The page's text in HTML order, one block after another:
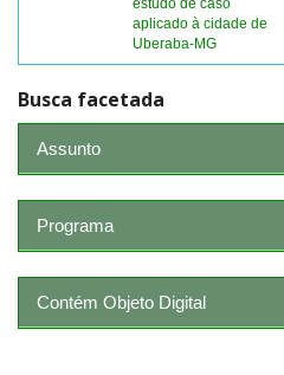
estudo de caso
aplicado à cidade de
Uberaba-MG
Busca facetada
Assunto
Programa
Contém Objeto Digital